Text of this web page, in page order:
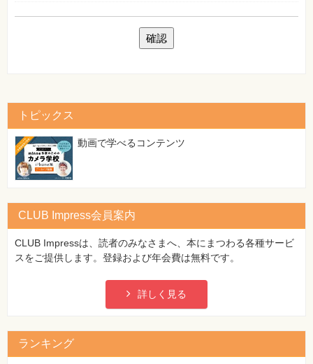
ー
特
⼀
覧
トピックス
動画で学べるコンテンツ
CLUB Impress会員案内
CLUB Impressは、読者のみなさまへ、本にまつわる各種サービ
スをご提供します。登録および年会費は無料です。
詳しく見る
ランキング